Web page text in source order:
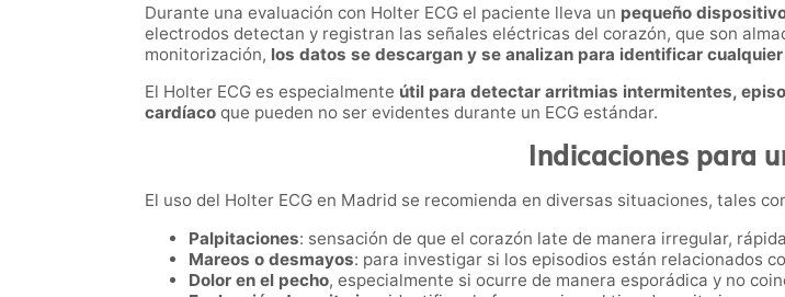
Durante una evaluación con Holter ECG el paciente lleva un pequeño
electrodos detectan y registran las señales eléctricas del corazón, que son
monitorización, los datos se descargan y se analizan para identificar
El Holter ECG es especialmente útil para detectar arritmias intermitentes,
cardíaco que pueden no ser evidentes durante un ECG estándar.
Indicaciones para
El uso del Holter ECG en Madrid se recomienda en diversas situaciones, tales
Palpitaciones: sensación de que el corazón late de manera irregular,
Mareos o desmayos: para investigar si los episodios están relacionados
Dolor en el pecho, especialmente si ocurre de manera esporádica y no